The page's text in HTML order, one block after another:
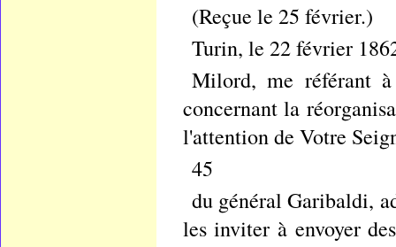
(Reçue le 25 février.)
Turin, le 22 février
Milord, me référant
concernant la
l'attention de Votre
45
du général Garibaldi,
les inviter à envoyer